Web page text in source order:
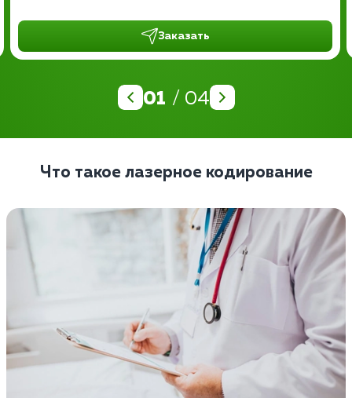
Заказать
01 / 04
Что такое лазерное кодирование